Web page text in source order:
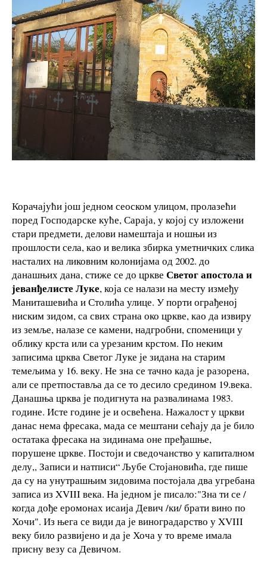
Корачајући још једном сеоском улицом, пролазећи
поред Господарске куће, Сараја, у којој су изложени
стари предмети, делови намештаја и ношњи из
прошлости села, као и велика збирка уметничких слика
насталих на ликовним колонијама од 2002. до
данашњих дана, стиже се до цркве Светог апостола и
јеванђелисте Луке, која се налази на месту између
Маниташевића и Столића улице. У порти ограђеној
ниским зидом, са свих страна око цркве, као да извиру
из земље, налазе се камени, надгробни, споменици у
облику крста или са урезаним крстом. По неким
записима црква Светог Луке је зидана на старим
темељима у 16. веку. Не зна се тачно када је разорена,
али се претпоставља да се то десило средином 19.века.
Данашња црква је подигнута на развалинама 1983.
године. Исте године је и освећена. Нажалост у цркви
данас нема фресака, мада се мештани сећају да је било
остатака фресака на зидинама оне пређашње,
порушене цркве. Постоји и сведочанство у капиталном
делу,, Записи и натписи“ Љубе Стојановића, где пише
да су на унутрашњим зидовима постојала два угребана
записа из XVIII века. На једном је писало:"Зна ти се /
когда дође еромонах исаија Девич /ки/ брати вино по
Хочи". Из њега се види да је виноградарство у XVIII
веку било развијено и да је Хоча у то време имала
присну везу са Девичом.